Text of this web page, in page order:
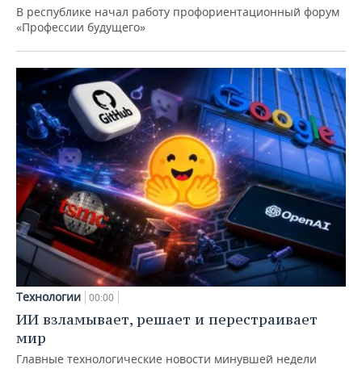
В республике начал работу профориентационный форум
«Профессии будущего»
Технологии 00:00
ИИ взламывает, решает и перестраивает
мир
Главные технологические новости минувшей недели